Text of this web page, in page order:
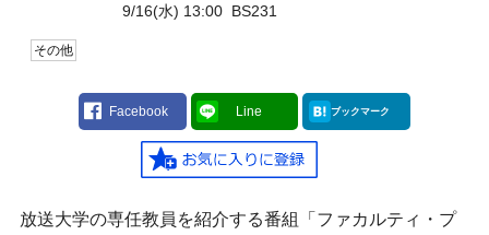
9/16(水) 13:00BS231
その他
Facebook Line ブックマーク
放送大学の専任教員を紹介する番組「ファカルティ・プ